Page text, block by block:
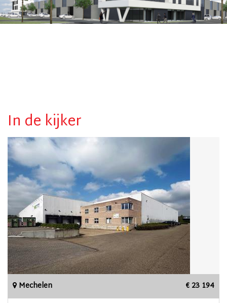
In de kijker
Mechelen € 23 194